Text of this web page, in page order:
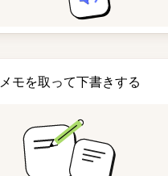
メモを取って下書きする